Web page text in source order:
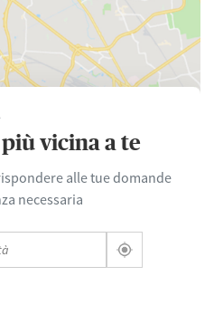
vicina a te
alle tue domande
necessaria